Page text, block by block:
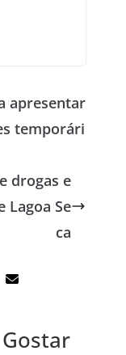
apresentar
temporári
drogas e
Lagoa Se
ca